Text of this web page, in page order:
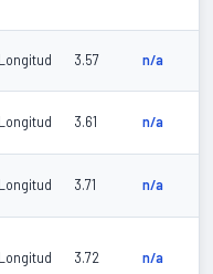
Longitud 3.57 n/a
Longitud 3.61 n/a
Longitud 3.71 n/a
Longitud 3.72 n/a